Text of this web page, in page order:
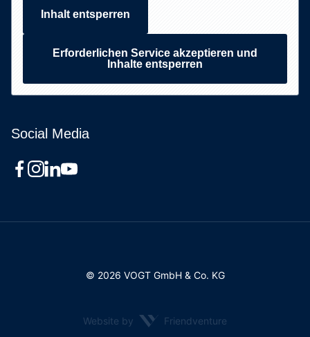
Inhalt entsperren
Erforderlichen Service akzeptieren und
Inhalte entsperren
Social Media
© 2026 VOGT GmbH & Co. KG
Website by Friendventure